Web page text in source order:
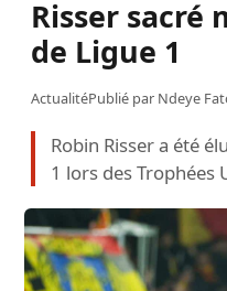
Risser sacré
de Ligue 1
ActualitéPublié par Ndeye
Robin Risser a été
1 lors des Trophées